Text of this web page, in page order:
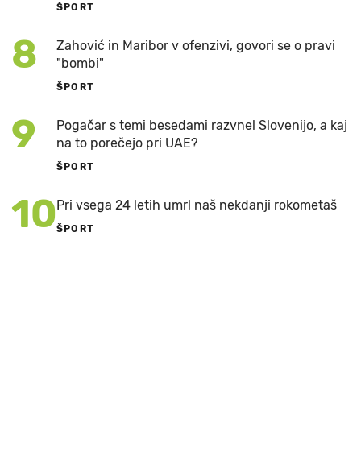
ŠPORT
8
Zahović in Maribor v ofenzivi, govori se o pravi
"bombi"
ŠPORT
9
Pogačar s temi besedami razvnel Slovenijo, a kaj
na to porečejo pri UAE?
ŠPORT
10Pri vsega 24 letih umrl naš nekdanji rokometaš
ŠPORT